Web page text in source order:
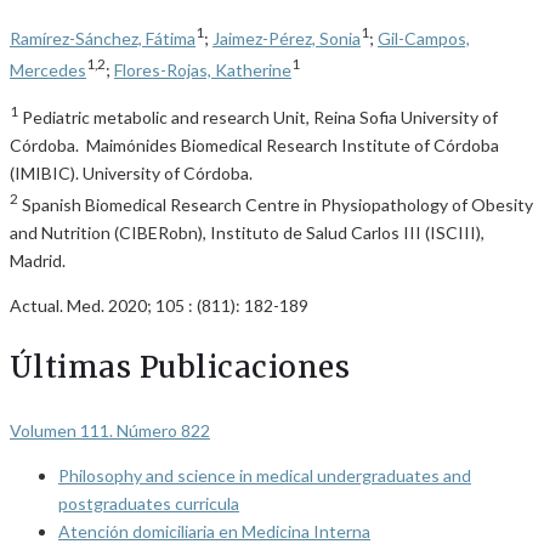
Ramírez-Sánchez, Fátima1 ; Jaimez-Pérez, Sonia1 ; Gil-Campos,
Mercedes1,2; Flores-Rojas, Katherine1
1 Pediatric metabolic and research Unit, Reina Sofia University of
Córdoba. Maimónides Biomedical Research Institute of Córdoba
(IMIBIC). University of Córdoba.
2 Spanish Biomedical Research Centre in Physiopathology of Obesity
and Nutrition (CIBERobn), Instituto de Salud Carlos III (ISCIII),
Madrid.
Actual. Med. 2020; 105 : (811): 182-189
Últimas Publicaciones
Volumen 111. Número 822
Philosophy and science in medical undergraduates and
postgraduates curricula
Atención domiciliaria en Medicina Interna